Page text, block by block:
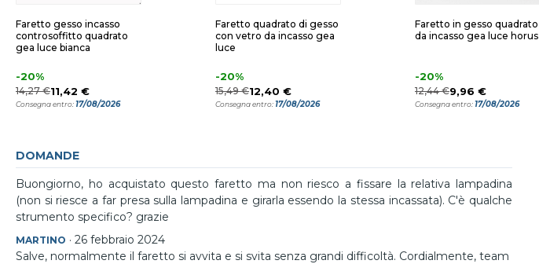
Faretto gesso incasso
controsoffitto quadrato
gea luce bianca
-20%
14,27 €11,42 €
Consegna entro:17/08/2026
Faretto quadrato di gesso
con vetro da incasso gea
luce
-20%
15,49 €12,40 €
Consegna entro:17/08/2026
Faretto in gesso quadrato
da incasso gea luce horus
-20%
12,44 €9,96 €
Consegna entro:17/08/2026
DOMANDE
Buongiorno, ho acquistato questo faretto ma non riesco a fissare la relativa lampadina
(non si riesce a far presa sulla lampadina e girarla essendo la stessa incassata). C'è qualche
strumento specifico? grazie
MARTINO · 26 febbraio 2024
Salve, normalmente il faretto si avvita e si svita senza grandi difficoltà. Cordialmente, team